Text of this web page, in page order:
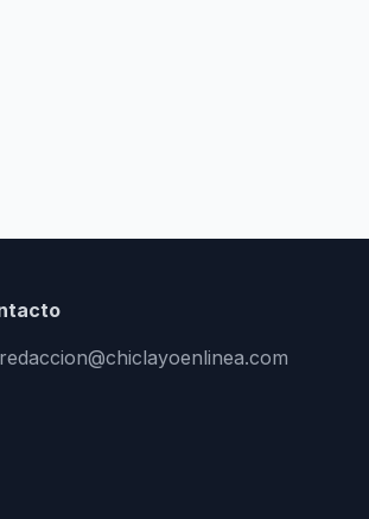
redaccion@chiclayoenlinea.com